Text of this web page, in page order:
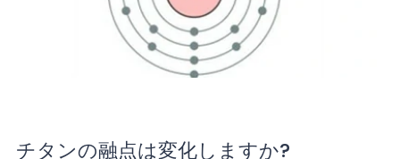
チタンの融点は変化しますか?